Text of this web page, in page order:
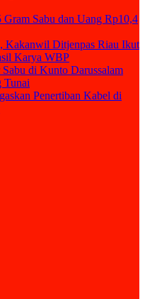
Sabu dan Uang Rp10,4
Kakanwil Ditjenpas Riau Ikut
Karya WBP
di Kunto Darussalam
Tunai
Penertiban Kabel di